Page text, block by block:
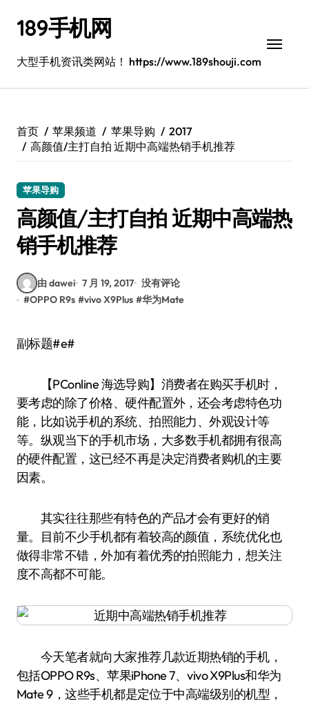
189手机网
大型手机资讯类网站！ https://www.189shouji.com
首页 苹果频道 苹果导购
2017
高颜值/主打自拍 近期中高端热销手机推荐
苹果导购
高颜值/主打自拍 近期中高端热
销手机推荐
由 dawei 7 月 19, 2017 没有评论
#OPPO R9s #vivo X9Plus #华为Mate
副标题#e#
【PConline 海选导购】消费者在购买手机时，
要考虑的除了价格、硬件配置外，还会考虑特色功
能，比如说手机的系统、拍照能力、外观设计等
等。纵观当下的手机市场，大多数手机都拥有很高
的硬件配置，这已经不再是决定消费者购机的主要
因素。
其实往往那些有特色的产品才会有更好的销
量。目前不少手机都有着较高的颜值，系统优化也
做得非常不错，外加有着优秀的拍照能力，想关注
度不高都不可能。
今天笔者就向大家推荐几款近期热销的手机，
包括OPPO R9s、苹果iPhone 7、vivo X9Plus和华为
Mate 9，这些手机都是定位于中高端级别的机型，